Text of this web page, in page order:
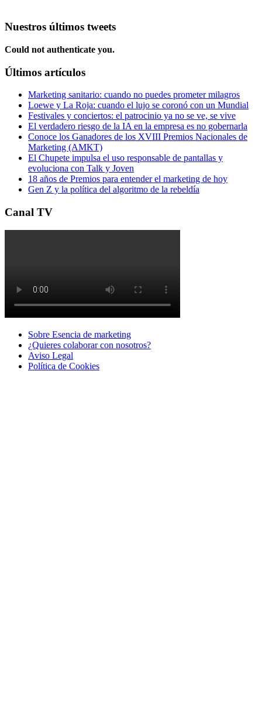
Nuestros últimos tweets
Could not authenticate you.
Últimos artículos
Marketing sanitario: cuando no puedes prometer milagros
Loewe y La Roja: cuando el lujo se coronó con un Mundial
Festivales y conciertos: el patrocinio ya no se ve, se vive
El verdadero riesgo de la IA en la empresa es no gobernarla
Conoce los Ganadores de los XVIII Premios Nacionales de
Marketing (AMKT)
El Chupete impulsa el uso responsable de pantallas y
evoluciona con Talk y Joven
18 años de Premios para entender el marketing de hoy
Gen Z y la política del algoritmo de la rebeldía
Canal TV
Sobre Esencia de marketing
¿Quieres colaborar con nosotros?
Aviso Legal
Polí­tica de Cookies